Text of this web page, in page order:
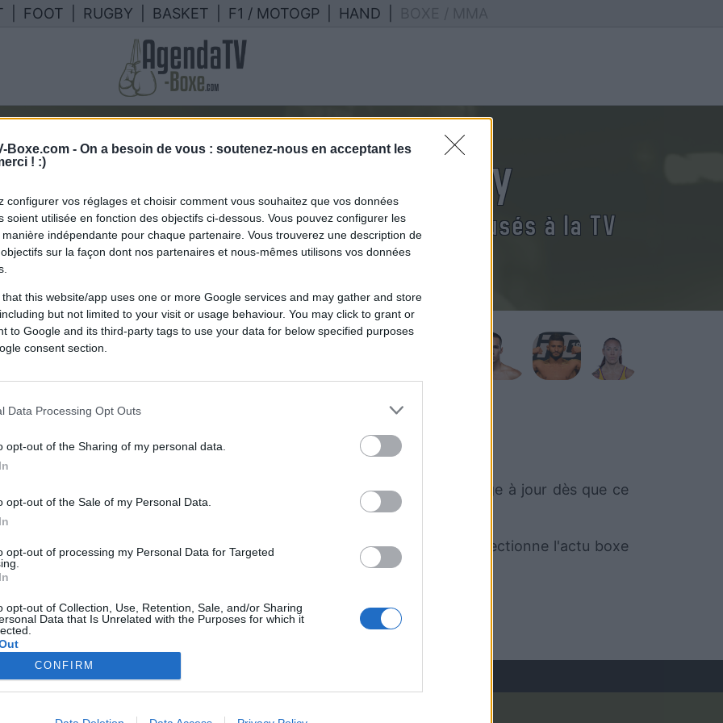
Boxe.com - On a besoin de vous : soutenez-nous en acceptant les
! :)
configurer vos réglages et choisir comment vous souhaitez que vos données
soient utilisée en fonction des objectifs ci-dessous. Vous pouvez configurer les
indépendante pour chaque partenaire. Vous trouverez une description de
sur la façon dont nos partenaires et nous-mêmes utilisons vos données
that this website/app uses one or more Google services and may gather and store
but not limited to your visit or usage behaviour. You may click to grant or
to Google and its third-party tags to use your data for below specified purposes
consent section.
Data Processing Opt Outs
opt-out of the Sharing of my personal data.
opt-out of the Sale of my Personal Data.
opt-out of processing my Personal Data for Targeted
opt-out of Collection, Use, Retention, Sale, and/or Sharing
Data that Is Unrelated with the Purposes for which it
allow Google to enable storage related to advertising like cookies on
CONFIRM
FOOT RUGBY BASKET F1 / MOTOGP HAND
TV joaquin buckley
des combats de joaquin buckley diffusés à la TV
en France
combats diffusés à la télévision en France de
annoncées à la télévision pour le moment. Nous mettrons cette page à jour dès que ce
pas à vous rendre chez notre partenaire RezoSport.com qui sélectionne l'actu boxe
les classements, calendriers et résultats.